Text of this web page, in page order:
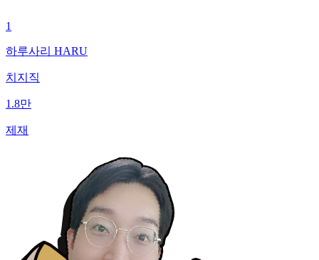
1
하루사리 HARU
치지직
1.8만
제재